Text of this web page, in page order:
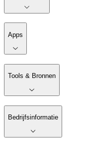
Apps
Tools & Bronnen
Bedrijfsinformatie